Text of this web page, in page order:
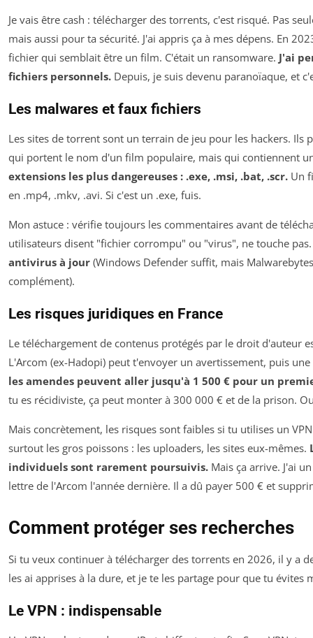
Je vais être cash : télécharger des torrents, c'est risqué. Pas
mais aussi pour ta sécurité. J'ai appris ça à mes dépens. En
fichier qui semblait être un film. C'était un ransomware. J'ai
fichiers personnels. Depuis, je suis devenu paranoïaque, et
Les malwares et faux fichiers
Les sites de torrent sont un terrain de jeu pour les hackers. Ils
qui portent le nom d'un film populaire, mais qui contiennent
extensions les plus dangereuses : .exe, .msi, .bat, .scr. Un
en .mp4, .mkv, .avi. Si c'est un .exe, fuis.
Mon astuce : vérifie toujours les commentaires avant de
utilisateurs disent "fichier corrompu" ou "virus", ne touche
antivirus à jour (Windows Defender suffit, mais
complément).
Les risques juridiques en France
Le téléchargement de contenus protégés par le droit d'auteur
L'Arcom (ex-Hadopi) peut t'envoyer un avertissement, puis
les amendes peuvent aller jusqu'à 1 500 € pour un
tu es récidiviste, ça peut monter à 300 000 € et de la prison.
Mais concrètement, les risques sont faibles si tu utilises un
surtout les gros poissons : les uploaders, les sites eux-mêmes.
individuels sont rarement poursuivis. Mais ça arrive. J'ai
lettre de l'Arcom l'année dernière. Il a dû payer 500 € et
Comment protéger ses recherches
Si tu veux continuer à télécharger des torrents en 2026, il y a
les ai apprises à la dure, et je te les partage pour que tu évites
Le VPN : indispensable